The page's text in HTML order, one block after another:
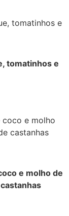
tomatinhos e
e molho de